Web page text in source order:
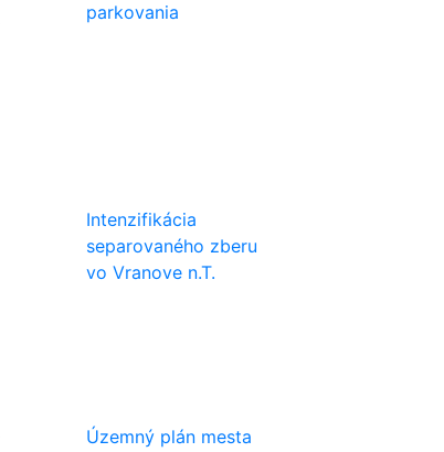
parkovania
Intenzifikácia
separovaného zberu
vo Vranove n.T.
Územný plán mesta